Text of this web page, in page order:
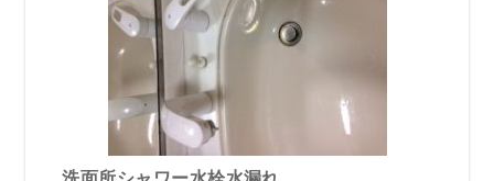
洗面所シャワー水栓水漏れ